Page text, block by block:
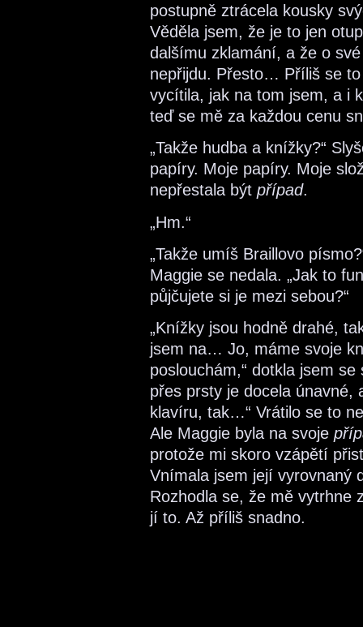
postupně ztrácela kousky
Věděla jsem, že je to jen
dalšímu zklamání, a že o
nepřijdu. Přesto… Příliš se
vycítila, jak na tom jsem, a i
teď se mě za každou cenu
„Takže hudba a knížky?“
papíry. Moje papíry. Moje
nepřestala být případ.
„Hm.“
„Takže umíš Braillovo
Maggie se nedala. „Jak to
půjčujete si je mezi sebou?“
„Knížky jsou hodně drahé,
jsem na… Jo, máme svoje
poslouchám,“ dotkla jsem
přes prsty je docela únavné,
klavíru, tak…“ Vrátilo se to
Ale Maggie byla na svoje
protože mi skoro vzápětí
Vnímala jsem její vyrovnaný
Rozhodla se, že mě vytrhne
jí to. Až příliš snadno.